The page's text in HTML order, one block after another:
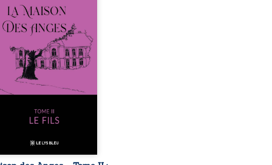
Anatole-Eustache.
devra affronter non
un inconnu qui rôde
du domaine et dont
le fidèle majordome,
les visites, le passé
d’Anatole-
la malédiction
mais aussi la toute-
de Gauthier. Mais
dompter cet enfant
avant qu’il ...